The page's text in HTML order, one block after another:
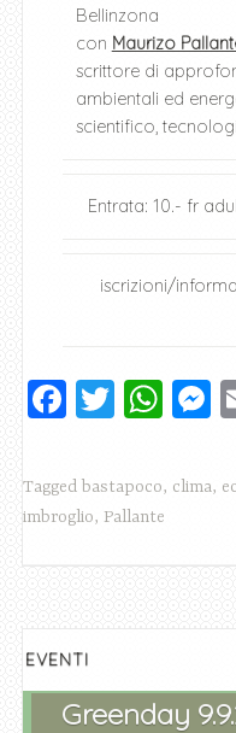
Bellinzona
con Maurizo
scrittore di
ambientali ed
scientifico,
Entrata: 10.- fr
iscrizioni/
F
c
e
k
T
tt
er
W
at
s
Tagged bastapoco, clima,
imbroglio, Pallante
EVENTI
Greenday